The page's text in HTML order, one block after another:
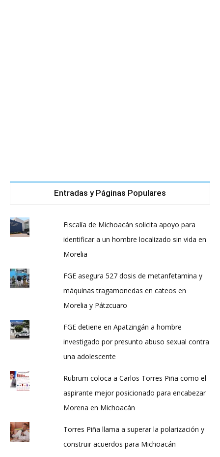
Entradas y Páginas Populares
Fiscalía de Michoacán solicita apoyo para
identificar a un hombre localizado sin vida en
Morelia
FGE asegura 527 dosis de metanfetamina y
máquinas tragamonedas en cateos en
Morelia y Pátzcuaro
FGE detiene en Apatzingán a hombre
investigado por presunto abuso sexual contra
una adolescente
Rubrum coloca a Carlos Torres Piña como el
aspirante mejor posicionado para encabezar
Morena en Michoacán
Torres Piña llama a superar la polarización y
construir acuerdos para Michoacán